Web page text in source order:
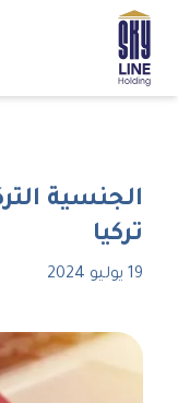
الجنسية
تركيا
19 يوليو 2024